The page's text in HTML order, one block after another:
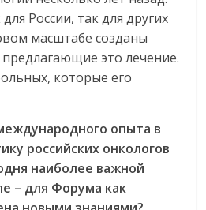
России, так для других
масштабе созданы
это лечение.
которые его
опыта в
российских онкологов
наиболее важной
– для Форума как